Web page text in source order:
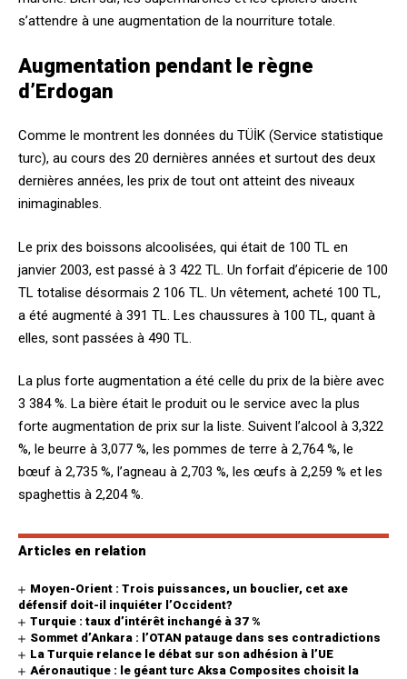
s’attendre à une augmentation de la nourriture totale.
Augmentation pendant le règne
d’Erdogan
Comme le montrent les données du TÜİK (Service statistique
turc), au cours des 20 dernières années et surtout des deux
dernières années, les prix de tout ont atteint des niveaux
inimaginables.
Le prix des boissons alcoolisées, qui était de 100 TL en
janvier 2003, est passé à 3 422 TL. Un forfait d’épicerie de 100
TL totalise désormais 2 106 TL. Un vêtement, acheté 100 TL,
a été augmenté à 391 TL. Les chaussures à 100 TL, quant à
elles, sont passées à 490 TL.
La plus forte augmentation a été celle du prix de la bière avec
3 384 %. La bière était le produit ou le service avec la plus
forte augmentation de prix sur la liste. Suivent l’alcool à 3,322
%, le beurre à 3,077 %, les pommes de terre à 2,764 %, le
bœuf à 2,735 %, l’agneau à 2,703 %, les œufs à 2,259 % et les
spaghettis à 2,204 %.
Articles en relation
Moyen-Orient : Trois puissances, un bouclier, cet axe
défensif doit-il inquiéter l’Occident?
Turquie : taux d’intérêt inchangé à 37 %
Sommet d’Ankara : l’OTAN patauge dans ses contradictions
La Turquie relance le débat sur son adhésion à l’UE
Aéronautique : le géant turc Aksa Composites choisit la